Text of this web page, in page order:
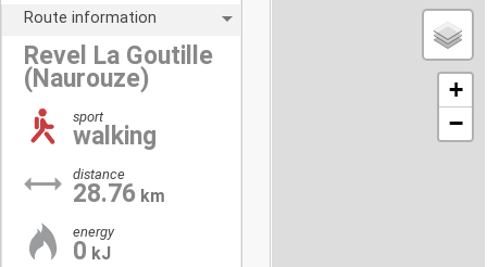
Route information
Revel La Goutille
(Naurouze)
sport
walking
distance
28.76 km
energy
0 kJ
+
−